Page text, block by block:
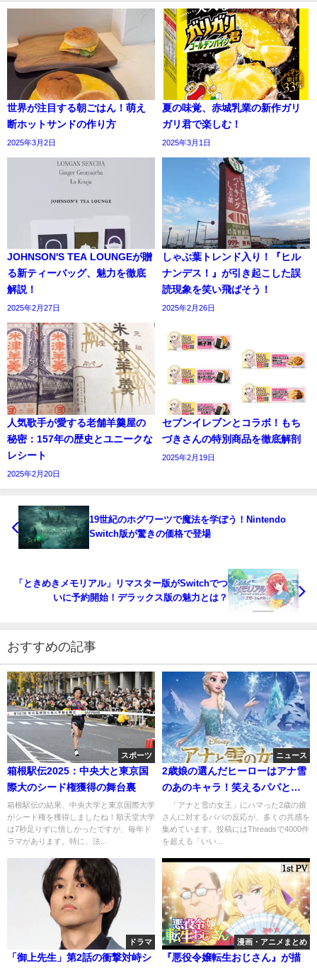
世界が注目する朝ごはん！萌え
断ホットサンドの作り方
2025年3月2日
夏の味覚、赤城乳業の新作ガリ
ガリ君で楽しむ！
2025年3月1日
JOHNSON'S TEA LOUNGEが贈
る新ティーバッグ、魅力を徹底
解説！
2025年2月27日
しゃぶ葉トレンド入り！『ヒル
ナンデス！』が引き起こした誤
読現象を笑い飛ばそう！
2025年2月26日
人気歌手が愛する老舗羊羹屋の
秘密：157年の歴史とユニークな
レシート
2025年2月20日
セブンイレブンとコラボ！もち
づきさんの特別商品を徹底解剖
2025年2月19日
19世紀のホグワーツで魔法を学ぼう！Nintendo
Switch版が驚きの価格で登場
「ときめきメモリアル」リマスター版がSwitchでつ
いに予約開始！デラックス版の魅力とは？
おすすめの記事
スポーツ
箱根駅伝2025：中央大と東京国
際大のシード権獲得の舞台裏
箱根駅伝の結果、中央大学と東京国際大学
がシード権を獲得しましたね！順天堂大学
は7秒足りずに惜しかったですが、毎年ド
ラマがあります。特に、法...
ニュース
2歳娘の選んだヒーローはアナ雪
のあのキャラ！笑えるパパとの
やり取り
「アナと雪の女王」にハマった2歳の娘
さんに対するパパの反応が、多くの共感を
集めています。投稿にはThreadsで4000件
を超える「いい...
ドラマ
「御上先生」第2話の衝撃対峙シ
漫画・アニメまとめ
『悪役令嬢転生おじさん』が描